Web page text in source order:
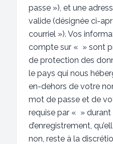
passe »), et une
valide (désignée ci-
courriel »). Vos
compte sur « » sont
de protection des
le pays qui nous
en-dehors de votre
mot de passe et de
requise par « »
d’enregistrement,
non, reste à la